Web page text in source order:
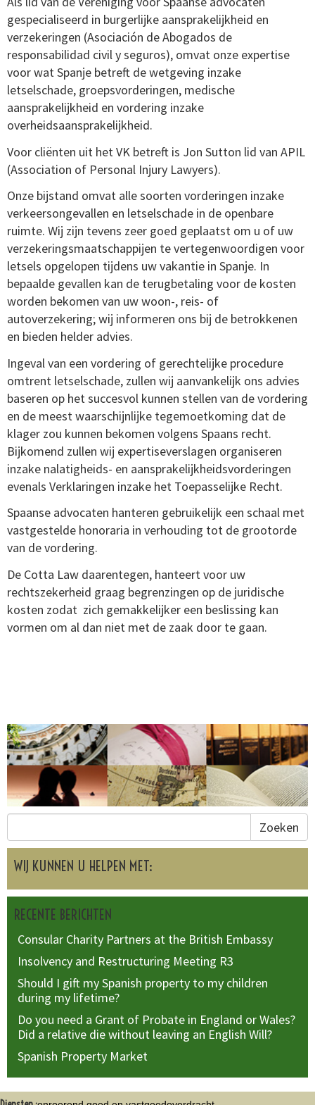
gespecialiseerd in burgerlijke aansprakelijkheid en
verzekeringen (Asociación de Abogados de
responsabilidad civil y seguros), omvat onze expertise
voor wat Spanje betreft de wetgeving inzake
letselschade, groepsvorderingen, medische
aansprakelijkheid en vordering inzake
overheidsaansprakelijkheid.
Voor cliënten uit het VK betreft is Jon Sutton lid van APIL
(Association of Personal Injury Lawyers).
Onze bijstand omvat alle soorten vorderingen inzake
verkeersongevallen en letselschade in de openbare
ruimte. Wij zijn tevens zeer goed geplaatst om u of uw
verzekeringsmaatschappijen te vertegenwoordigen voor
letsels opgelopen tijdens uw vakantie in Spanje. In
bepaalde gevallen kan de terugbetaling voor de kosten
worden bekomen van uw woon-, reis- of
autoverzekering; wij informeren ons bij de betrokkenen
en bieden helder advies.
Ingeval van een vordering of gerechtelijke procedure
omtrent letselschade, zullen wij aanvankelijk ons advies
baseren op het succesvol kunnen stellen van de vordering
en de meest waarschijnlijke tegemoetkoming dat de
klager zou kunnen bekomen volgens Spaans recht.
Bijkomend zullen wij expertiseverslagen organiseren
inzake nalatigheids- en aansprakelijkheidsvorderingen
evenals Verklaringen inzake het Toepasselijke Recht.
Spaanse advocaten hanteren gebruikelijk een schaal met
vastgestelde honoraria in verhouding tot de grootorde
van de vordering.
De Cotta Law daarentegen, hanteert voor uw
rechtszekerheid graag begrenzingen op de juridische
kosten zodat zich gemakkelijker een beslissing kan
vormen om al dan niet met de zaak door te gaan.
Zoeken
WIJ KUNNEN U HELPEN MET:
RECENTE BERICHTEN
Consular Charity Partners at the British Embassy
Insolvency and Restructuring Meeting R3
Should I gift my Spanish property to my children
during my lifetime?
Do you need a Grant of Probate in England or Wales?
Did a relative die without leaving an English Will?
Spanish Property Market